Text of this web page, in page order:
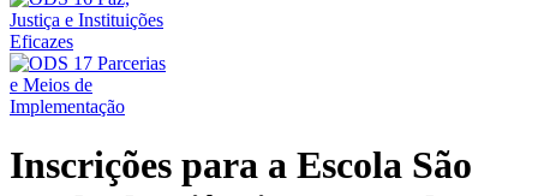
Inscrições para a Escola São